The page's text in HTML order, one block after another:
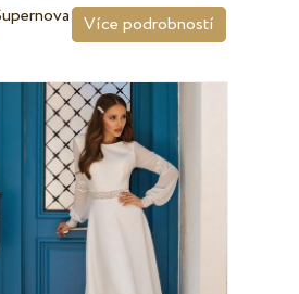
Více podrobností